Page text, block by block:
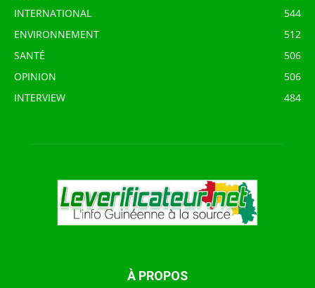
INTERNATIONAL
544
ENVIRONNEMENT
512
SANTÉ
506
OPINION
506
INTERVIEW
484
À PROPOS